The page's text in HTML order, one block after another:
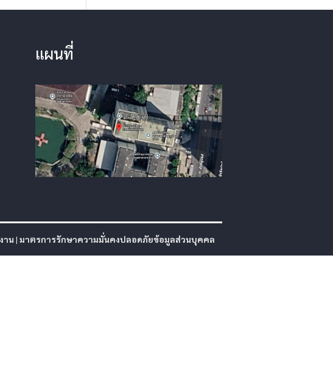
แผนที่
าน| มาตรการรักษาความมั่นคงปลอดภัยข้อมูลส่วนบุคคล